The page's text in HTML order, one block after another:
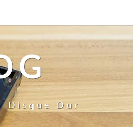
Disque Dur